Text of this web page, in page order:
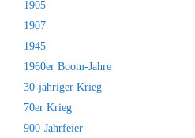
1905
1907
1945
1960er Boom-Jahre
30-jähriger Krieg
70er Krieg
900-Jahrfeier